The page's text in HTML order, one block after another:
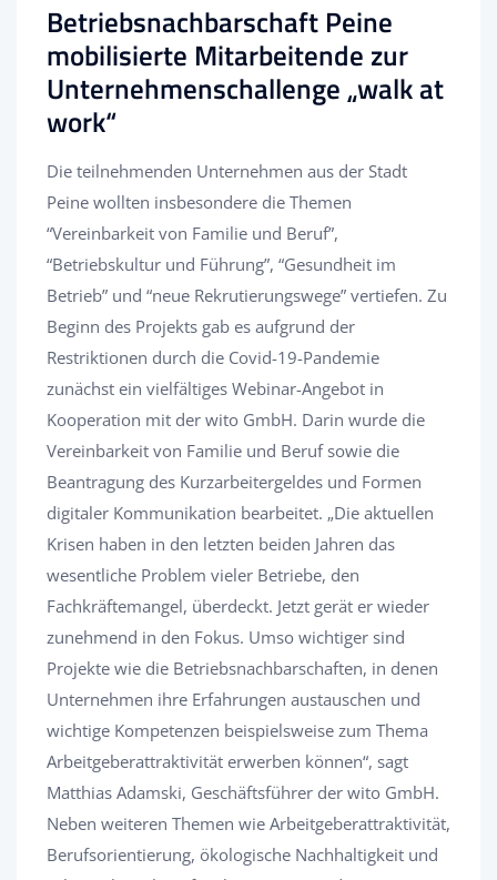
Betriebsnachbarschaft Peine
mobilisierte Mitarbeitende zur
Unternehmenschallenge „walk at
work“
Die teilnehmenden Unternehmen aus der Stadt
Peine wollten insbesondere die Themen
“Vereinbarkeit von Familie und Beruf”,
“Betriebskultur und Führung”, “Gesundheit im
Betrieb” und “neue Rekrutierungswege” vertiefen. Zu
Beginn des Projekts gab es aufgrund der
Restriktionen durch die Covid-19-Pandemie
zunächst ein vielfältiges Webinar-Angebot in
Kooperation mit der wito GmbH. Darin wurde die
Vereinbarkeit von Familie und Beruf sowie die
Beantragung des Kurzarbeitergeldes und Formen
digitaler Kommunikation bearbeitet. „Die aktuellen
Krisen haben in den letzten beiden Jahren das
wesentliche Problem vieler Betriebe, den
Fachkräftemangel, überdeckt. Jetzt gerät er wieder
zunehmend in den Fokus. Umso wichtiger sind
Projekte wie die Betriebsnachbarschaften, in denen
Unternehmen ihre Erfahrungen austauschen und
wichtige Kompetenzen beispielsweise zum Thema
Arbeitgeberattraktivität erwerben können“, sagt
Matthias Adamski, Geschäftsführer der wito GmbH.
Neben weiteren Themen wie Arbeitgeberattraktivität,
Berufsorientierung, ökologische Nachhaltigkeit und